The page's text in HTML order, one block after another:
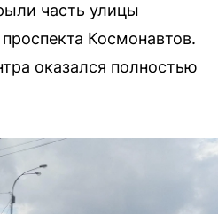
часть улицы
Космонавтов.
оказался полностью